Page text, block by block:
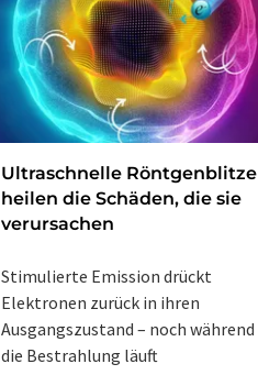
Ultraschnelle Röntgenblitze
heilen die Schäden, die sie
verursachen
Stimulierte Emission drückt
Elektronen zurück in ihren
Ausgangszustand – noch während
die Bestrahlung läuft